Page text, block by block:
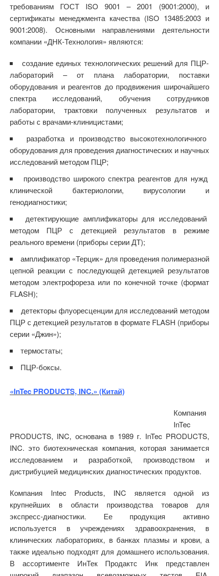
требованиям ГОСТ ISO 9001 – 2001 (9001:2000), и
сертификаты менеджмента качества (ISO 13485:2003 и
9001:2008). Основными направлениями деятельности
компании «ДНК-Технология» являются:
создание единых технологических решений для ПЦР-
лабораторий – от плана лаборатории, поставки
оборудования и реагентов до продвижения широчайшего
спектра исследований, обучения сотрудников
лаборатории, трактовки полученных результатов и
работы с врачами-клиницистами;
разработка и производство высокотехнологичного
оборудования для проведения диагностических и научных
исследований методом ПЦР;
производство широкого спектра реагентов для нужд
клинической бактериологии, вирусологии и
генодиагностики;
детектирующие амплификаторы для исследований
методом ПЦР с детекцией результатов в режиме
реального времени (приборы серии ДТ);
амплификатор «Терцик» для проведения полимеразной
цепной реакции с последующей детекцией результатов
методом электрофореза или по конечной точке (формат
FLASH);
детекторы флуоресценции для исследований методом
ПЦР с детекцией результатов в формате FLASH (приборы
серии «Джин»);
термостаты;
ПЦР-боксы.
«InTec PRODUCTS, INC.» (Китай)
Компания
InTec
PRODUCTS, INC, основана в 1989 г. InTec PRODUCTS,
INC. это биотехническая компания, которая занимается
исследованием и разработкой, производством и
дистрибуцией медицинских диагностических продуктов.
Компания Intec Products, INC является одной из
крупнейших в области производства товаров для
экспресс-диагностики. Ее продукция активно
используется в учреждениях здравоохранения, в
клинических лабораториях, в банках плазмы и крови, а
также идеально подходят для домашнего использования.
В ассортименте ИнТек Продактс Инк представлен